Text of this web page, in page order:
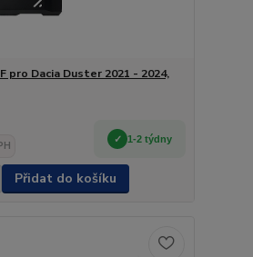
pro Dacia Duster 2021 - 2024,
1-2 týdny
Přidat do košíku